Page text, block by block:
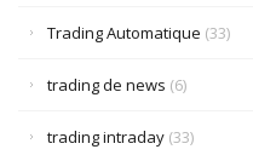
Trading Automatique (33)
trading de news (6)
trading intraday (33)